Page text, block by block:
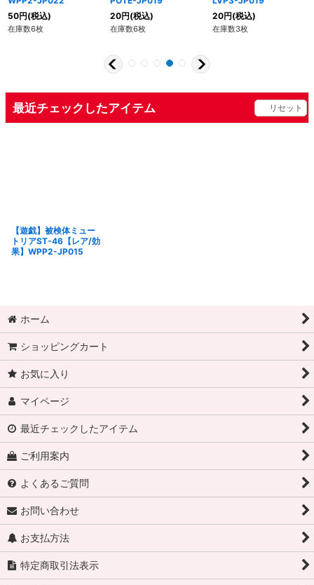
50円(税込)
在庫数6枚
20円(税込)
在庫数6枚
20円(税込)
在庫数3枚
最近チェックしたアイテム リセット
【遊戯】被検体ミュー
トリアST-46【レア/効
果】WPP2-JP015
ホーム
ショッピングカート
お気に入り
マイページ
最近チェックしたアイテム
ご利用案内
よくあるご質問
お問い合わせ
お支払方法
特定商取引法表示